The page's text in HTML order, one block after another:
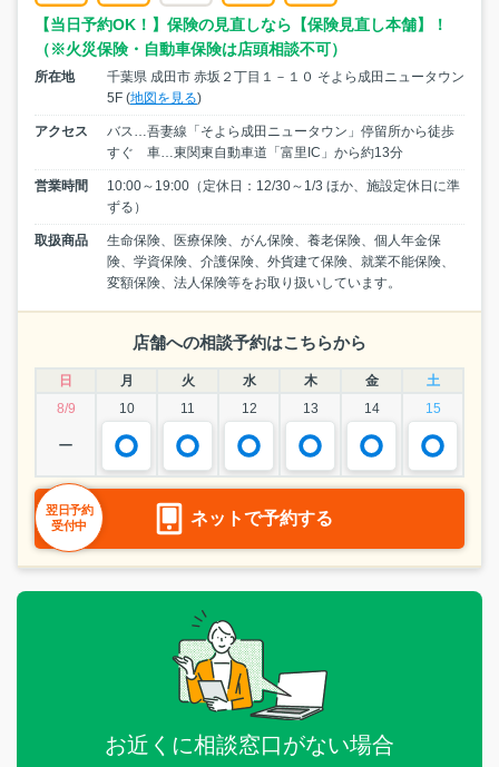
【当日予約OK！】保険の見直しなら【保険見直し本舗】！
（※火災保険・自動車保険は店頭相談不可）
所在地
千葉県 成田市 赤坂２丁目１－１０ そよら成田ニュータウン
5F (地図を見る)
アクセス
バス…吾妻線「そよら成田ニュータウン」停留所から徒歩
すぐ 車…東関東自動車道「富里IC」から約13分
営業時間
10:00～19:00（定休日：12/30～1/3 ほか、施設定休日に準
ずる）
取扱商品
生命保険、医療保険、がん保険、養老保険、個人年金保
険、学資保険、介護保険、外貨建て保険、就業不能保険、
変額保険、法人保険等をお取り扱いしています。
店舗への相談予約はこちらから
日 月 火 水 木 金
土
8/9
10 11 12 13 14 15
ー
ネットで予約する
翌日予約
受付中
お近くに相談窓口がない場合